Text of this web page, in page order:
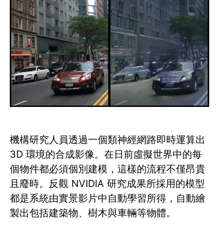
機構研究人員透過一個類神經網路即時運算出
3D 環境的合成影像。在日前虛擬世界中的每
個物件都必須個別建模，這樣的流程不僅昂貴
且廢時。反觀 NVIDIA 研究成果所採用的模型
都是系統由實景影片中自動學習所得，自動繪
製出包括建築物、樹木與車輛等物體。